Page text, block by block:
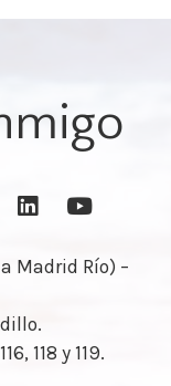
Madrid Río) –
118 y 119.